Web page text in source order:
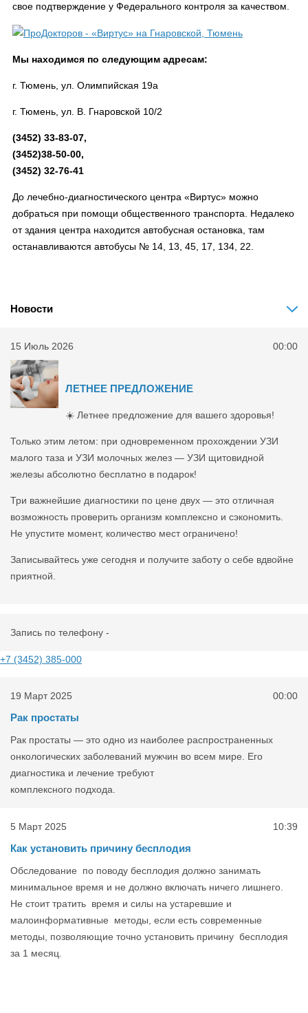
свое подтверждение у Федерального контроля за качеством.
Мы находимся по следующим адресам:
г. Тюмень, ул. Олимпийская 19а
г. Тюмень, ул. В. Гнаровской 10/2
(3452) 33-83-07,
(3452)38-50-00,
(3452) 32-76-41
До лечебно-диагностического центра «Виртус» можно
добраться при помощи общественного транспорта. Недалеко
от здания центра находится автобусная остановка, там
останавливаются автобусы № 14, 13, 45, 17, 134, 22.
Новости
15 Июль 2026 00:00
ЛЕТНЕЕ ПРЕДЛОЖЕНИЕ
☀️ Летнее предложение для вашего здоровья!
Только этим летом: при одновременном прохождении УЗИ
малого таза и УЗИ молочных желез — УЗИ щитовидной
железы абсолютно бесплатно в подарок!
Три важнейшие диагностики по цене двух — это отличная
возможность проверить организм комплексно и сэкономить.
Не упустите момент, количество мест ограничено!
Записывайтесь уже сегодня и получите заботу о себе вдвойне
приятной.
Запись по телефону -
+7 (3452) 385-000
19 Март 2025 00:00
Рак простаты
Рак простаты — это одно из наиболее распространенных
онкологических заболеваний мужчин во всем мире. Его
диагностика и лечение требуют
комплексного подхода.
5 Март 2025 10:39
Как установить причину бесплодия
Обследование по поводу бесплодия должно занимать
минимальное время и не должно включать ничего лишнего.
Не стоит тратить время и силы на устаревшие и
малоинформативные методы, если есть современные
методы, позволяющие точно установить причину бесплодия
за 1 месяц.